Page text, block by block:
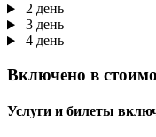
2 день
3 день
4 день
Включено в
Услуги и билеты